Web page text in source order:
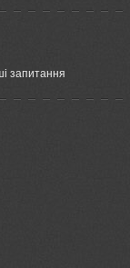
запитання